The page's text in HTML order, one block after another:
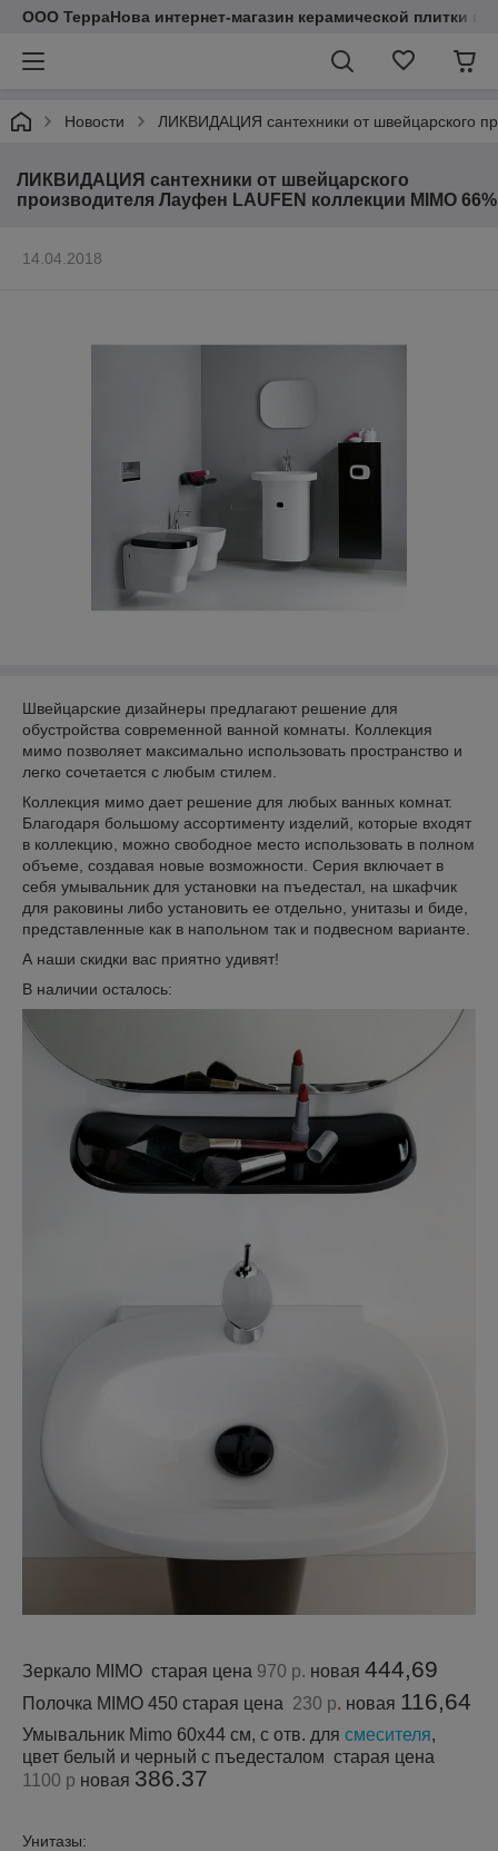
ООО ТерраНова интернет-магазин керамической плитки и
Новости ЛИКВИДАЦИЯ сантехники от швейцарского
ЛИКВИДАЦИЯ сантехники от швейцарского
производителя Лауфен LAUFEN коллекции MIMO 66%
14.04.2018
Швейцарские дизайнеры предлагают решение для
обустройства современной ванной комнаты. Коллекция
мимо позволяет максимально использовать пространство и
легко сочетается с любым стилем.
Коллекция мимо дает решение для любых ванных комнат.
Благодаря большому ассортименту изделий, которые входят
в коллекцию, можно свободное место использовать в полном
объеме, создавая новые возможности. Серия включает в
себя умывальник для установки на пъедестал, на шкафчик
для раковины либо установить ее отдельно, унитазы и биде,
представленные как в напольном так и подвесном варианте.
А наши скидки вас приятно удивят!
В наличии осталось:
Зеркало MIMO старая цена 970 р. новая 444,69
Полочка MIMO 450 старая цена 230 р. новая 116,64
Умывальник Mimo 60x44 см, с отв. для смесителя,
цвет белый и черный с пъедесталом старая цена
1100 р новая 386.37
Унитазы: